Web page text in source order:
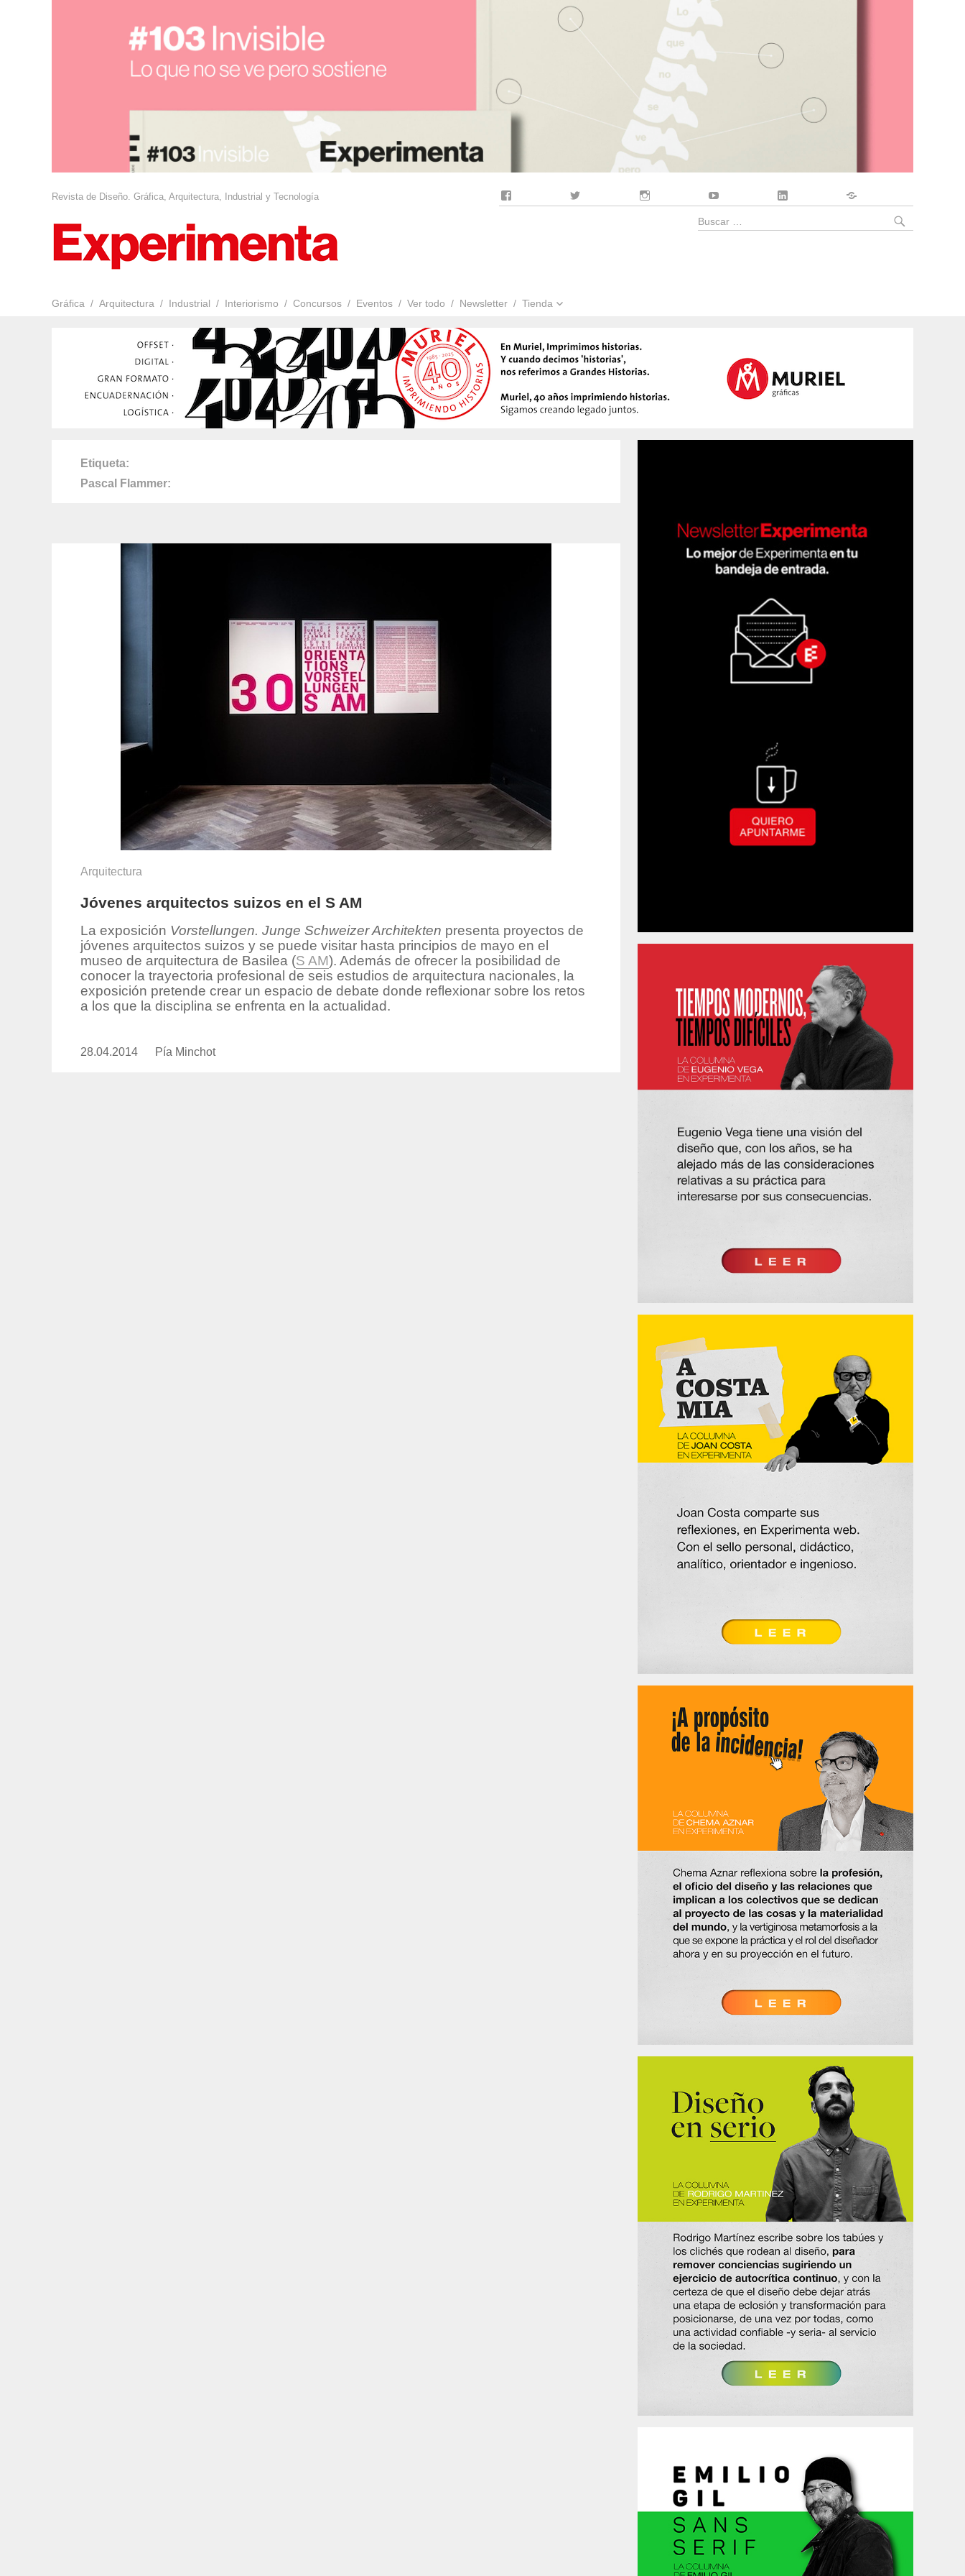
Revista de Diseño. Gráfica, Arquitectura, Industrial y Tecnología
Gráfica Arquitectura Industrial Interiorismo Concursos Eventos Ver todo Newsletter Tienda
Buscar
Etiqueta
Pascal Flammer
Arquitectura
Jóvenes arquitectos suizos en el S AM
La exposición Vorstellungen. Junge Schweizer Architekten presenta proyectos de
jóvenes arquitectos suizos y se puede visitar hasta principios de mayo en el
museo de arquitectura de Basilea (S AM). Además de ofrecer la posibilidad de
conocer la trayectoria profesional de seis estudios de arquitectura nacionales, la
exposición pretende crear un espacio de debate donde reflexionar sobre los retos
a los que la disciplina se enfrenta en la actualidad.
Publicado
28.04.2014 https://www.experimenta.es/author/pia/
Pía Minchot